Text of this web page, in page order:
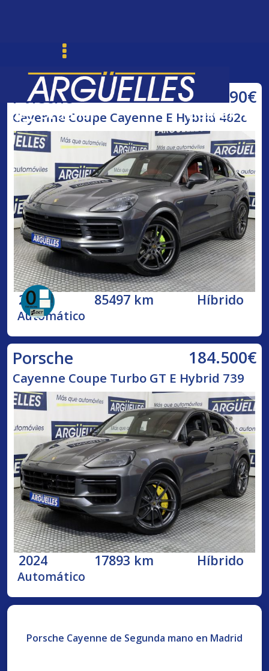
Ordenar Buscar
Porsche 69.790€
Cayenne Coupe Cayenne E Hybrid 462c
2020 85497 km Híbrido
Automático
Porsche 184.500€
Cayenne Coupe Turbo GT E Hybrid 739
2024 17893 km Híbrido
Automático
Porsche Cayenne de Segunda mano en Madrid